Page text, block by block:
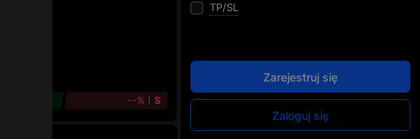
--% S
TP/SL
Zarejestruj się
Zaloguj się